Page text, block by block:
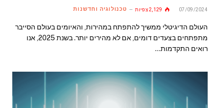
07/09/2024
2,129 צפיות טכנולוגיה וחדשנות
העולם הדיגיטלי ממשיך להתפתח במהירות, והאיומים בעולם הסייבר
מתפתחים בצעדים דומים, אם לא מהירים יותר. בשנת 2025, אנו
רואים התקדמות…